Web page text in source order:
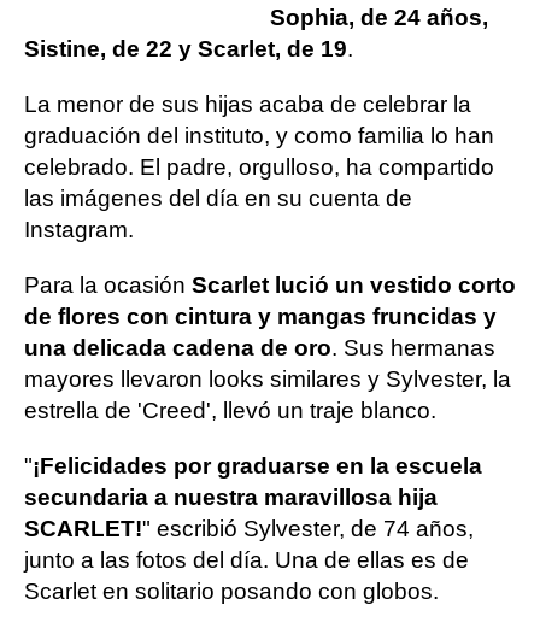
Sophia, de 24 años,
Sistine, de 22 y Scarlet, de 19.
La menor de sus hijas acaba de celebrar la
graduación del instituto, y como familia lo han
celebrado. El padre, orgulloso, ha compartido
las imágenes del día en su cuenta de
Instagram.
Para la ocasión Scarlet lució un vestido corto
de flores con cintura y mangas fruncidas y
una delicada cadena de oro. Sus hermanas
mayores llevaron looks similares y Sylvester, la
estrella de 'Creed', llevó un traje blanco.
"¡Felicidades por graduarse en la escuela
secundaria a nuestra maravillosa hija
SCARLET!" escribió Sylvester, de 74 años,
junto a las fotos del día. Una de ellas es de
Scarlet en solitario posando con globos.